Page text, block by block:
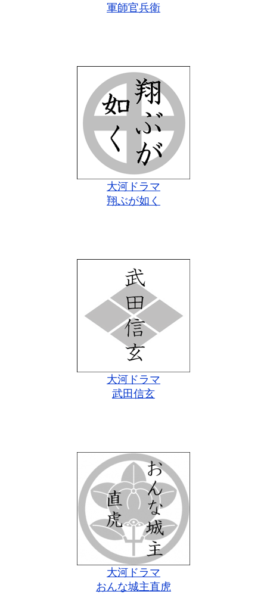
軍師官兵衛
大河ドラマ
翔ぶが如く
大河ドラマ
武田信玄
大河ドラマ
おんな城主直虎